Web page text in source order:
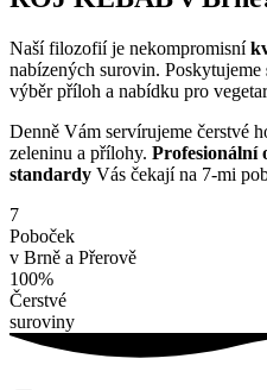
Naší filozofií je nekompromisní
nabízených surovin. Poskytujeme
výběr příloh a nabídku pro
Denně Vám servírujeme čerstvé
zeleninu a přílohy. Profesionální
standardy Vás čekají na 7-mi
7
Poboček
v Brně a Přerově
100%
Čerstvé
suroviny